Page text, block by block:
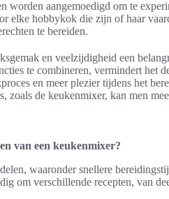
worden aangemoedigd om te
elke hobbykok die zijn of haar
te bereiden.
en veelzijdigheid een
te combineren, vermindert het
en meer plezier tijdens het
zoals de keukenmixer, kan men
van een keukenmixer?
waaronder snellere
om verschillende recepten, van